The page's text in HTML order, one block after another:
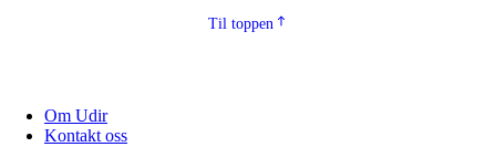
Til toppen
Om Udir
Kontakt oss